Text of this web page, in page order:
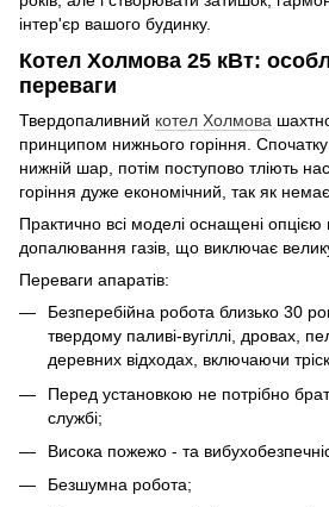
інтер'єр вашого будинку.
Котел Холмова 25 кВт:
переваги
Твердопаливний котел Холмова
принципом нижнього горіння.
нижній шар, потім поступово тліють
горіння дуже економічний, так як
Практично всі моделі оснащені опцією
допалювання газів, що виключає велику
Переваги апаратів:
Безперебійна робота близько 30
твердому паливі-вугіллі, дровах,
деревних відходах, включаючи
Перед установкою не потрібно
службі;
Висока пожежо - та
Безшумна робота;